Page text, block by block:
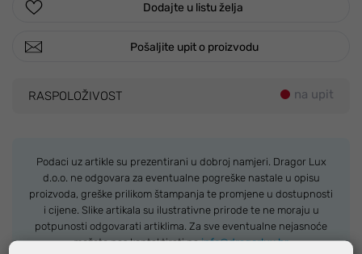
Dodajte u listu želja
Pošaljite upit o proizvodu
RASPOLOŽIVOST na upit
Podaci uz artikle su prezentirani u dobroj namjeri. Dragor Lux
d.o.o. ne odgovara za eventualne pogreške nastale u opisu
proizvoda, greške prilikom štampanja te promjene u dostupnosti
i cijene. Slike artikala su ilustrativne prirode te ne moraju u
potpunosti odgovarati artiklima. Za sve eventualne nejasnoće
možete nas kontaktirati nainfo@dragorlux.hr